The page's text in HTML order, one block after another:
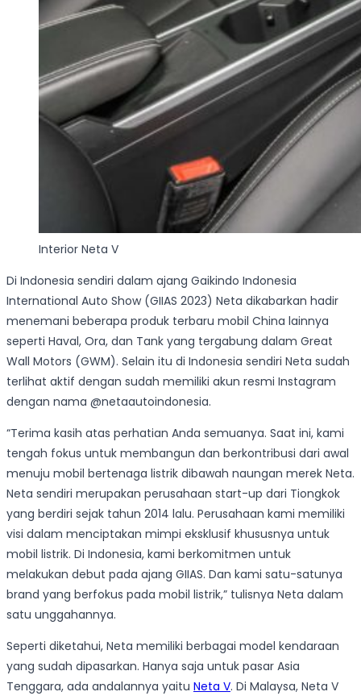
Interior Neta V
Di Indonesia sendiri dalam ajang Gaikindo Indonesia
International Auto Show (GIIAS 2023) Neta dikabarkan hadir
menemani beberapa produk terbaru mobil China lainnya
seperti Haval, Ora, dan Tank yang tergabung dalam Great
Wall Motors (GWM). Selain itu di Indonesia sendiri Neta sudah
terlihat aktif dengan sudah memiliki akun resmi Instagram
dengan nama @netaautoindonesia.
“Terima kasih atas perhatian Anda semuanya. Saat ini, kami
tengah fokus untuk membangun dan berkontribusi dari awal
menuju mobil bertenaga listrik dibawah naungan merek Neta.
Neta sendiri merupakan perusahaan start-up dari Tiongkok
yang berdiri sejak tahun 2014 lalu. Perusahaan kami memiliki
visi dalam menciptakan mimpi eksklusif khususnya untuk
mobil listrik. Di Indonesia, kami berkomitmen untuk
melakukan debut pada ajang GIIAS. Dan kami satu-satunya
brand yang berfokus pada mobil listrik,” tulisnya Neta dalam
satu unggahannya.
Seperti diketahui, Neta memiliki berbagai model kendaraan
yang sudah dipasarkan. Hanya saja untuk pasar Asia
Tenggara, ada andalannya yaitu Neta V. Di Malaysa, Neta V